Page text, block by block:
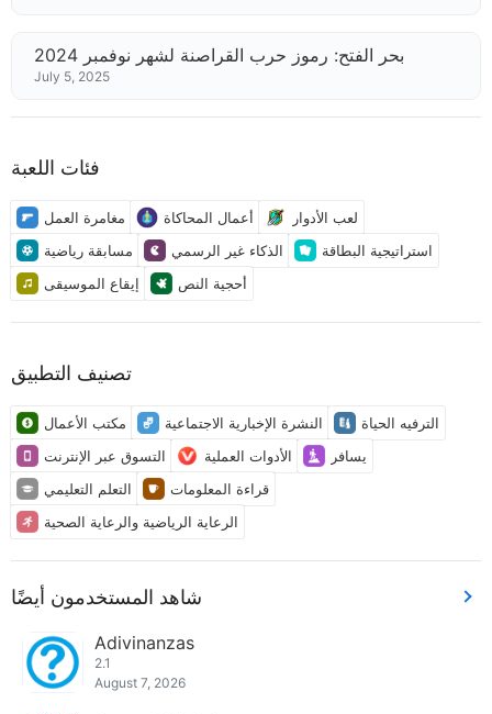
بحر الفتح: رموز حرب القراصنة لشهر نوفمبر 2024
July 5, 2025
فئات اللعبة
مغامرة العمل أعمال المحاكاة
لعب الأدوار
مسابقة رياضية
الذكاء غير الرسمي
استراتيجية البطاقة
إيقاع الموسيقى
أحجية النص
تصنيف التطبيق
مكتب الأعمال النشرة الإخبارية الاجتماعية
الترفيه الحياة
التسوق عبر الإنترنت
الأدوات العملية
يسافر
التعلم التعليمي
قراءة المعلومات
الرعاية الرياضية والرعاية الصحية
شاهد المستخدمون أيضًا
Adivinanzas
2.1
August 7, 2026